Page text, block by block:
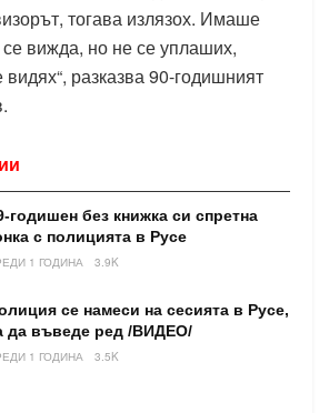
тогава излязох. Имаше
вижда, но не се уплаших,
разказва 90-годишният
годишен без книжка си спретна
с полицията в Русе
1 ГОДИНА 3.9K
се намеси на сесията в Русе,
да въведе ред /ВИДЕО/
1 ГОДИНА 3.5K